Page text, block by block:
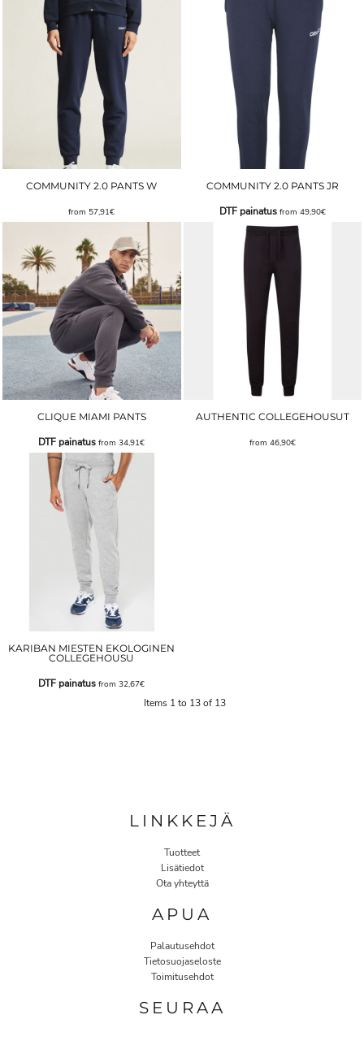
COMMUNITY 2.0 PANTS W
from 57,91€
COMMUNITY 2.0 PANTS JR
DTF painatusfrom 49,90€
CLIQUE MIAMI PANTS
DTF painatus from34,91€
AUTHENTIC COLLEGEHOUSUT
from 46,90€
KARIBAN MIESTEN EKOLOGINEN
COLLEGEHOUSU
DTF painatus from32,67€
Items 1 to 13 of 13
LINKKEJÄ
Tuotteet
Lisätiedot
Ota yhteyttä
APUA
Palautusehdot
Tietosuojaseloste
Toimitusehdot
SEURAA